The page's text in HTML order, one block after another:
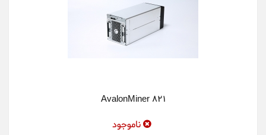
AvalonMiner 821
ناموجود